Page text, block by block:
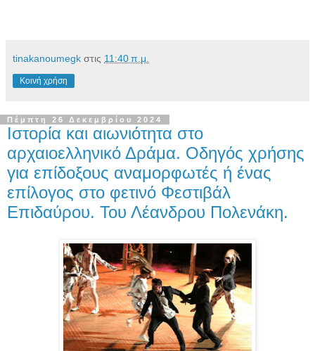
tinakanoumegk στις 11:40 π.μ.
Κοινή χρήση
Πέμπτη 26 Δεκεμβρίου 2024
Ιστορία και αιωνιότητα στο
αρχαιοελληνικό Δράμα. Οδηγός χρήσης
για επίδοξους αναμορφωτές ή ένας
επίλογος στο φετινό Φεστιβάλ
Επιδαύρου. Του Λέανδρου Πολενάκη.